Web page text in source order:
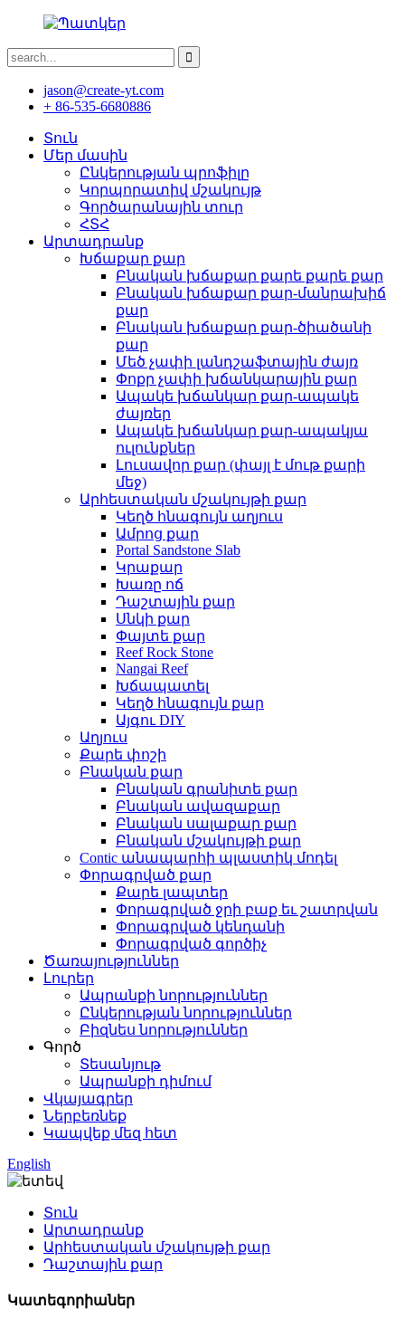
jason@create-yt.com
+ 86-535-6680886
Տուն
Մեր մասին
Ընկերության պրոֆիլը
Կորպորատիվ մշակույթ
Գործարանային տուր
ՀՏՀ
Արտադրանք
Խճաքար քար
Բնական խճաքար քարե քարե քար
Բնական խճաքար քար-մանրախիճ
քար
Բնական խճաքար քար-ծիածանի
քար
Մեծ չափի լանդշաֆտային ժայռ
Փոքր չափի խճանկարային քար
Ապակե խճանկար քար-ապակե
ժայռեր
Ապակե խճանկար քար-ապակյա
ուլունքներ
Լուսավոր քար (փայլ է մութ քարի
մեջ)
Արհեստական ​​մշակույթի քար
Կեղծ հնագույն աղյուս
Ամրոց քար
Portal Sandstone Slab
Կրաքար
Խառը ոճ
Դաշտային քար
Սնկի քար
Փայտե քար
Reef Rock Stone
Nangai Reef
Խճապատել
Կեղծ հնագույն քար
Այգու DIY
Աղյուս
Քարե փոշի
Բնական քար
Բնական գրանիտե քար
Բնական ավազաքար
Բնական սալաքար քար
Բնական մշակույթի քար
Contic անապարհի պլաստիկ մոդել
Փորագրված քար
Քարե լապտեր
Փորագրված ջրի բաք եւ շատրվան
Փորագրված կենդանի
Փորագրված գործիչ
Ծառայություններ
Լուրեր
Ապրանքի նորություններ
Ընկերության նորություններ
Բիզնես նորություններ
Գործ
Տեսանյութ
Ապրանքի դիմում
Վկայագրեր
Ներբեռնեք
Կապվեք մեզ հետ
English
Տուն
Արտադրանք
Արհեստական ​​մշակույթի քար
Դաշտային քար
Կատեգորիաներ